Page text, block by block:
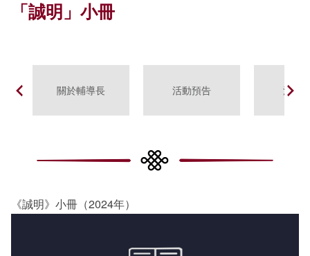
「誠明」小冊
關於輔導長 活動預告 活動
《誠明》小冊（2024年）